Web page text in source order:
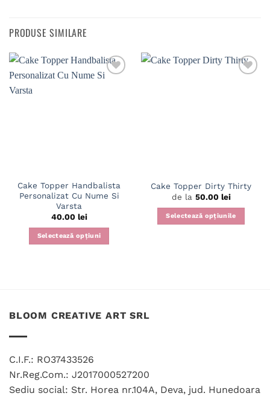
PRODUSE SIMILARE
Cake Topper Handbalista
Personalizat Cu Nume Si
Varsta
40.00 lei
Selectează opțiuni
Cake Topper Dirty Thirty
de la 50.00 lei
Selectează opțiunile
BLOOM CREATIVE ART SRL
C.I.F.: RO37433526
Nr.Reg.Com.: J2017000527200
Sediu social: Str. Horea nr.104A, Deva, jud. Hunedoara